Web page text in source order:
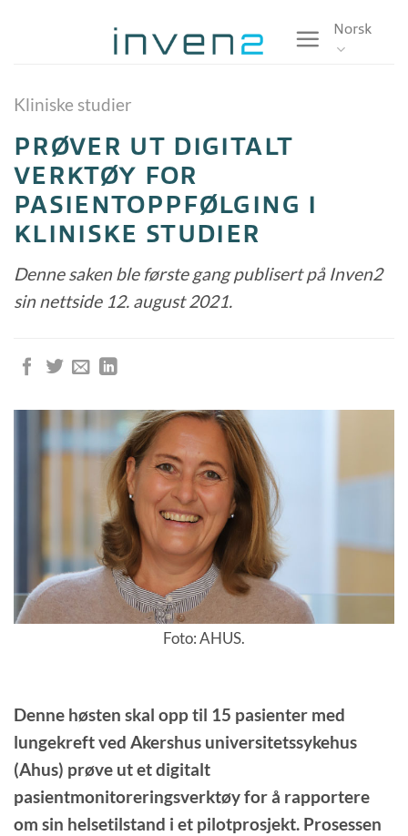
Norsk
Kliniske studier
PRØVER UT DIGITALT
VERKTØY FOR
PASIENTOPPFØLGING I
KLINISKE STUDIER
Denne saken ble første gang publisert på Inven2
sin nettside 12. august 2021.
Foto: AHUS.
Denne høsten skal opp til 15 pasienter med
lungekreft ved Akershus universitetssykehus
(Ahus) prøve ut et digitalt
pasientmonitoreringsverktøy for å rapportere
om sin helsetilstand i et pilotprosjekt. Prosessen